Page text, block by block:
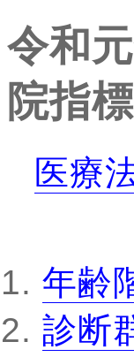
令和
院指標
医療
年齢
診断